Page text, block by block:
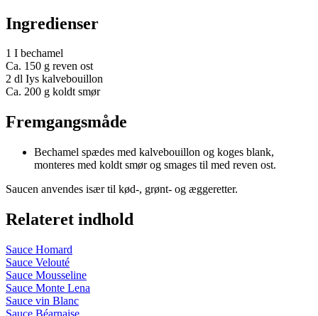
Ingredienser
1 I bechamel
Ca. 150 g reven ost
2 dl Iys kalvebouillon
Ca. 200 g koldt smør
Fremgangsmåde
Bechamel spædes med kalvebouillon og koges blank,
monteres med koldt smør og smages til med reven ost.
Saucen anvendes især til kød-, grønt- og æggeretter.
Relateret indhold
Sauce Homard
Sauce Velouté
Sauce Mousseline
Sauce Monte Lena
Sauce vin Blanc
Sauce Béarnaise